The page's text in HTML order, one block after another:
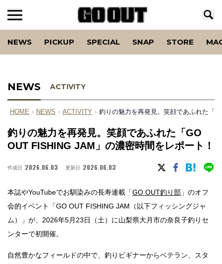
NEWS PICKUP SPECIAL SNAP STORE
NEWS ACTIVITY
HOME › NEWS › ACTIVITY › 釣りの魅力を再発見。笑顔であふれた「
釣りの魅力を再発見。笑顔であふれた「GO
OUT FISHING JAM」の濃密時間をレポート！
作成日 2026.06.03 更新日 2026.06.03
本誌やYouTubeでお馴染みの長寿連載「GO OUT釣り部 」のオフ
会的イベント「GO OUT FISHING JAM（以下フィッシングジャ
ム）」が、2026年5月23日（土）に山梨県大月市の奈良子釣りセ
ンターで初開催。
自然豊かなフィールドの中で、釣りビギナーからベテラン、スタ